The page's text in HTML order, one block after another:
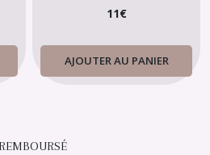
10.000M
11€
AJOUTER AU PANIER